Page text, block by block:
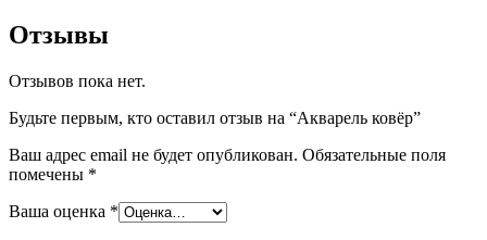
Отзывы
Отзывов пока нет.
Будьте первым, кто оставил отзыв на “Акварель ковёр”
Ваш адрес email не будет опубликован. Обязательные поля
помечены *
Ваша оценка *